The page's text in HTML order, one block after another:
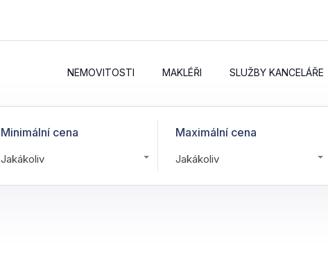
NEMOVITOSTI MAKLÉŘI SLUŽBY KANCELÁŘE
Minimální cena
Jakákoliv
Maximální cena
Jakákoliv